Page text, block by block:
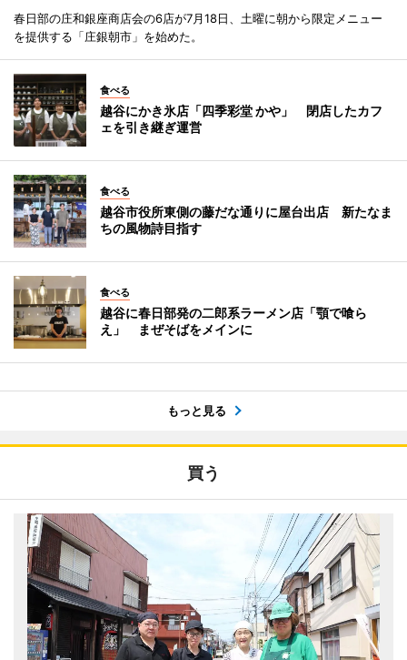
春日部の庄和銀座商店会の6店が7月18日、土曜に朝から限定メニュー
を提供する「庄銀朝市」を始めた。
食べる
越谷にかき氷店「四季彩堂 かや」 閉店したカフ
ェを引き継ぎ運営
食べる
越谷市役所東側の藤だな通りに屋台出店 新たなま
ちの風物詩目指す
食べる
越谷に春日部発の二郎系ラーメン店「顎で喰ら
え」 まぜそばをメインに
もっと見る
買う